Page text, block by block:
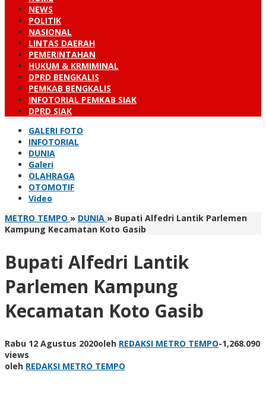
NEWS
POLITIK
NASIONAL
LINTAS DAERAH
PEMERINTAHAN
HUKUM & KRMIMINAL
DPRD BENGKALIS
PEMKAB BENGKALIS
INFOTORIAL PEMKAB SIAK
DPRD SIAK
GALERI FOTO
INFOTORIAL
DUNIA
Galeri
OLAHRAGA
OTOMOTIF
Video
METRO TEMPO » DUNIA » Bupati Alfedri Lantik Parlemen
Kampung Kecamatan Koto Gasib
Bupati Alfedri Lantik
Parlemen Kampung
Kecamatan Koto Gasib
Rabu 12 Agustus 2020oleh REDAKSI METRO TEMPO-1,268.090
views
oleh REDAKSI METRO TEMPO